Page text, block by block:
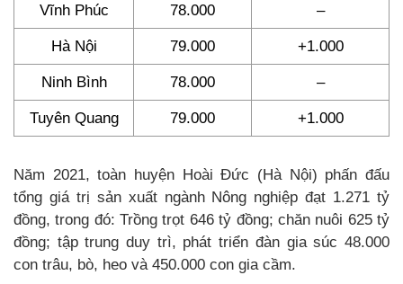
Vĩnh Phúc 78.000 –
Hà Nội 79.000 +1.000
Ninh Bình 78.000 –
Tuyên Quang 79.000 +1.000
Năm 2021, toàn huyện Hoài Đức (Hà Nội) phấn đấu
tổng giá trị sản xuất ngành Nông nghiệp đạt 1.271 tỷ
đồng, trong đó: Trồng trọt 646 tỷ đồng; chăn nuôi 625 tỷ
đồng; tập trung duy trì, phát triển đàn gia súc 48.000
con trâu, bò, heo và 450.000 con gia cầm.